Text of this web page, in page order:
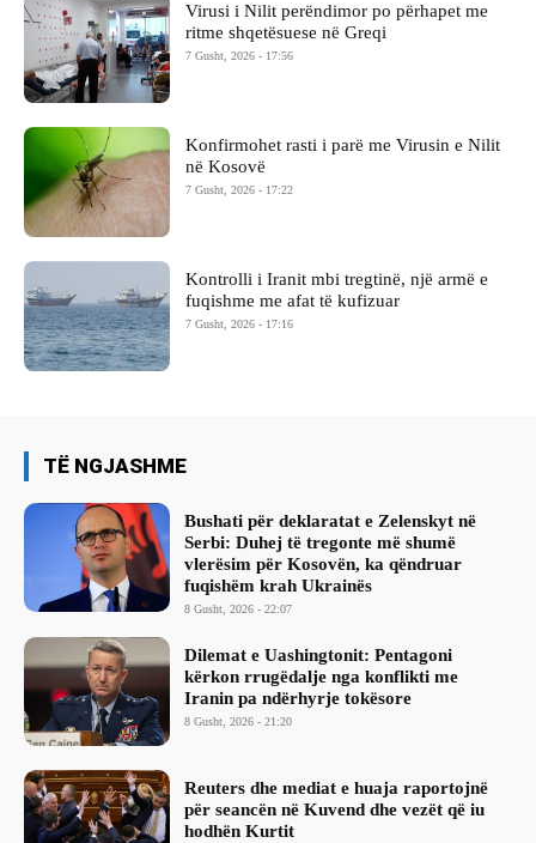
Virusi i Nilit perëndimor po përhapet me
ritme shqetësuese në Greqi
7 Gusht, 2026 - 17:56
Konfirmohet rasti i parë me Virusin e Nilit
në Kosovë
7 Gusht, 2026 - 17:22
Kontrolli i Iranit mbi tregtinë, një armë e
fuqishme me afat të kufizuar
7 Gusht, 2026 - 17:16
TË NGJASHME
Bushati për deklaratat e Zelenskyt në
Serbi: Duhej të tregonte më shumë
vlerësim për Kosovën, ka qëndruar
fuqishëm krah Ukrainës
8 Gusht, 2026 - 22:07
Dilemat e Uashingtonit: Pentagoni
kërkon rrugëdalje nga konflikti me
Iranin pa ndërhyrje tokësore
8 Gusht, 2026 - 21:20
Reuters dhe mediat e huaja raportojnë
për seancën në Kuvend dhe vezët që iu
hodhën Kurtit